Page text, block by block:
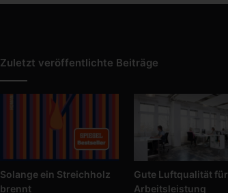
Zuletzt veröffentlichte Beiträge
Solange ein Streichholz
brennt
Gute Luftqualität für
Arbeitsleistung